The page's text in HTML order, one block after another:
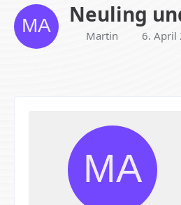
Neuling
Martin 6. April